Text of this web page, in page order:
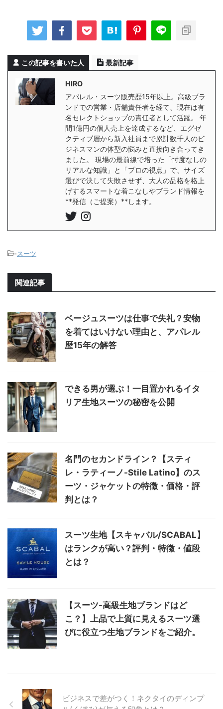
この記事を書いた人 最新記事
HIRO
アパレル・スーツ販売歴15年以上。高級ブラ
ンドでの営業・店舗責任者を経て、現在は有
名セレクトショップの責任者として活躍。 年
間1億円の個人売上を達成するなど、エグゼ
クティブ層から新入社員まで累計数千人のビ
ジネスマンの体型の悩みと直接向き合ってき
ました。 現場の最前線で培った「忖度なしの
リアルな知識」と「プロの視点」で、サイズ
選びで決して失敗させず、大人の品格を格上
げするスマートな着こなしやブランド情報を
**発信（ご提案）**します。
-スーツ
関連記事
ベージュスーツは仕事で失礼？安物
を着てはいけない理由と、アパレル
歴15年の解答
できる男が選ぶ！一目置かれるイタ
リア生地スーツの秘密を公開
名門のセカンドライン？【スティ
レ・ラティーノ-Stile Latino】のス
ーツ・ジャケットの特徴・価格・評
判とは？
スーツ生地【スキャバル/SCABAL】
はランクが高い？評判・特徴・値段
とは？
【スーツ-高級生地ブランドはど
こ？】上品で上質に見えるスーツ選
びに役立つ生地ブランドをご紹介。
ビジネスで差がつく！ネクタイのディンプ